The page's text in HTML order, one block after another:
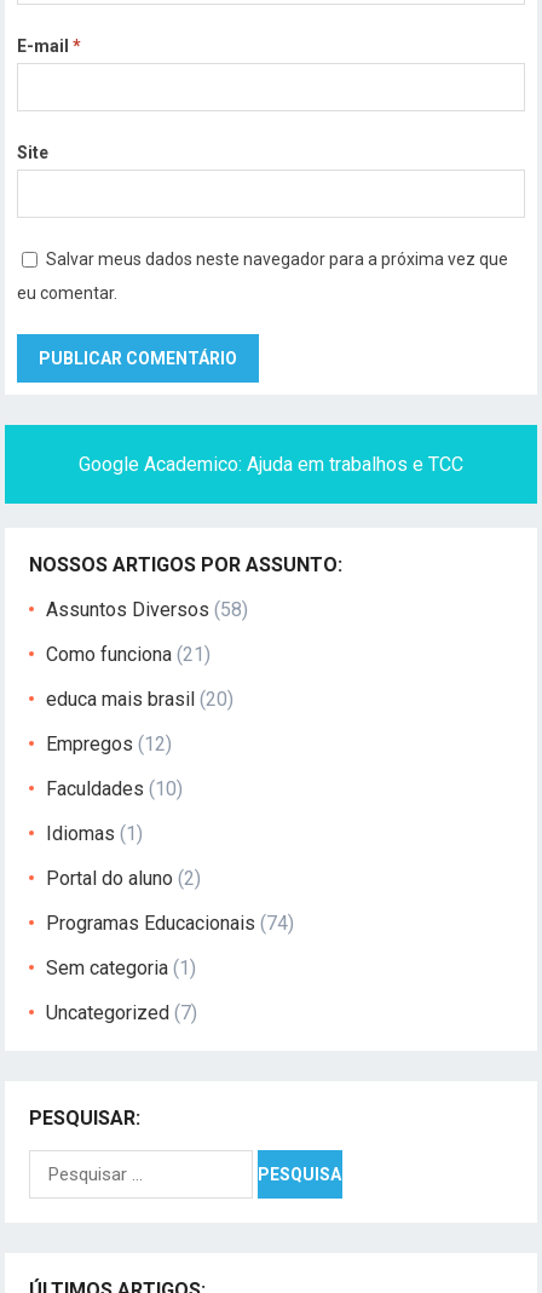
E-mail*
Site
Salvar meus dados neste navegador para a próxima vez que
eu comentar.
Google Academico: Ajuda em trabalhos e TCC
NOSSOS ARTIGOS POR ASSUNTO:
Assuntos Diversos (58)
Como funciona (21)
educa mais brasil (20)
Empregos (12)
Faculdades (10)
Idiomas (1)
Portal do aluno (2)
Programas Educacionais (74)
Sem categoria (1)
Uncategorized (7)
PESQUISAR:
por: